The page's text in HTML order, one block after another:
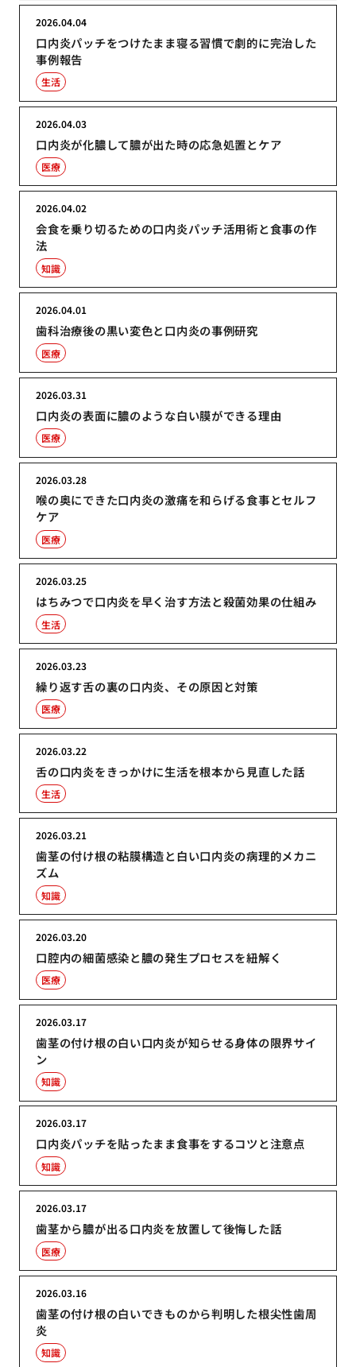
口内炎パッチをつけたまま寝る習慣で劇的に完治した
事例報告
2026.04.04
生活
口内炎が化膿して膿が出た時の応急処置とケア
2026.04.03
医療
会食を乗り切るための口内炎パッチ活用術と食事の作
法
2026.04.02
知識
歯科治療後の黒い変色と口内炎の事例研究
2026.04.01
医療
口内炎の表面に膿のような白い膜ができる理由
2026.03.31
医療
喉の奥にできた口内炎の激痛を和らげる食事とセルフ
ケア
2026.03.28
医療
はちみつで口内炎を早く治す方法と殺菌効果の仕組み
2026.03.25
生活
繰り返す舌の裏の口内炎、その原因と対策
2026.03.23
医療
舌の口内炎をきっかけに生活を根本から見直した話
2026.03.22
生活
歯茎の付け根の粘膜構造と白い口内炎の病理的メカニ
ズム
2026.03.21
知識
口腔内の細菌感染と膿の発生プロセスを紐解く
2026.03.20
医療
歯茎の付け根の白い口内炎が知らせる身体の限界サイ
ン
2026.03.17
知識
口内炎パッチを貼ったまま食事をするコツと注意点
2026.03.17
知識
歯茎から膿が出る口内炎を放置して後悔した話
2026.03.17
医療
歯茎の付け根の白いできものから判明した根尖性歯周
炎
2026.03.16
知識